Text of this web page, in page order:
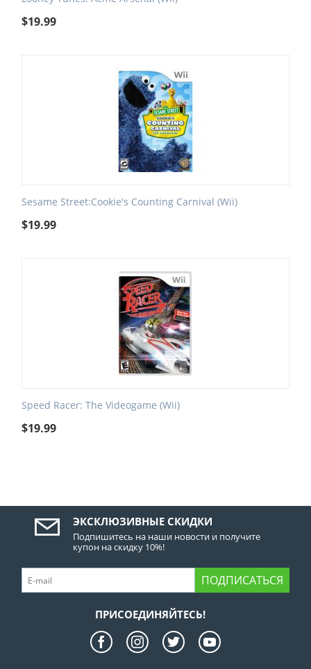
$19.99
Sesame Street:Cookie's Counting Carnival (Wii)
$19.99
Speed Racer: The Videogame (Wii)
$19.99
ЭКСКЛЮЗИВНЫЕ СКИДКИ
Подпишитесь на наши новости и получите
купон на скидку 10%!
ПОДПИСАТЬСЯ
ПРИСОЕДИНЯЙТЕСЬ!